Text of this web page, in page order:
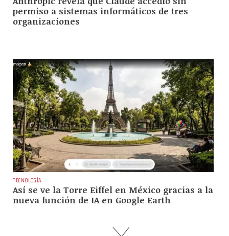
permiso a sistemas informáticos de tres
organizaciones
TECNOLOGÍA
Así se ve la Torre Eiffel en México gracias a la
nueva función de IA en Google Earth